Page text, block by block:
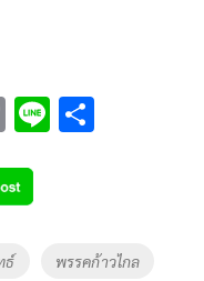
C
p
y
Li
Li
ธ์ พรรคก้าวไกล